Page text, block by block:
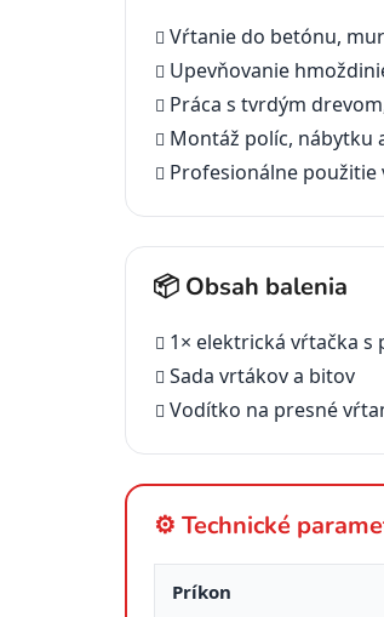
Vŕtanie do betónu,
Upevňovanie
Práca s tvrdým
Montáž políc, nábytku
Profesionálne použitie
📦 Obsah balenia
1× elektrická vŕtačka s
Sada vrtákov a bitov
Vodítko na presné
⚙️ Technické
Príkon